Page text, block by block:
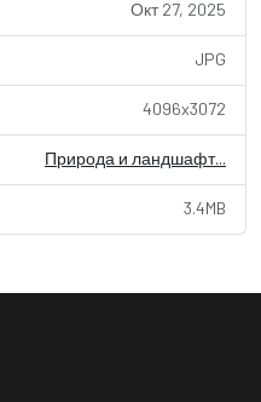
Окт 27, 2025
JPG
4096x3072
Природа и ландшафт...
3.4MB